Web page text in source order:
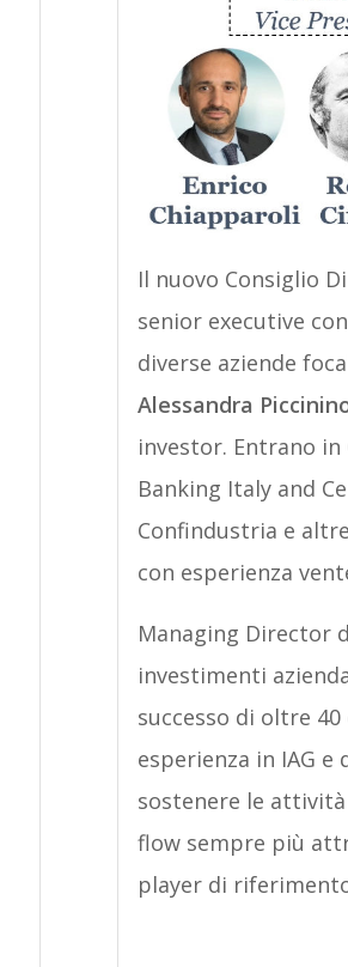
Il nuovo Consiglio
senior executive
diverse aziende
Alessandra
investor. Entrano in
Banking Italy and
Confindustria e
con esperienza
Managing Director
investimenti
successo di oltre
esperienza in IAG e
sostenere le
flow sempre più
player di